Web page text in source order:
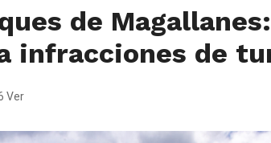
de
infracciones de
Ver